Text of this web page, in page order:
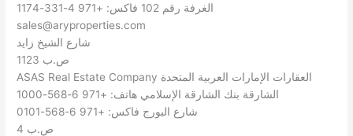
الغرفة رقم 102 فاكس: +971 4-331-1174
sales@aryproperties.com
شارع الشيخ زايد
ص.ب 1123
ASAS Real Estate Company العقارات الإمارات العربية المتحدة
الشارقة بنك الشارقة الإسلامي هاتف: +971 6-568-1000
شارع البورج فاكس: +971 6-568-0101
ص.ب 4